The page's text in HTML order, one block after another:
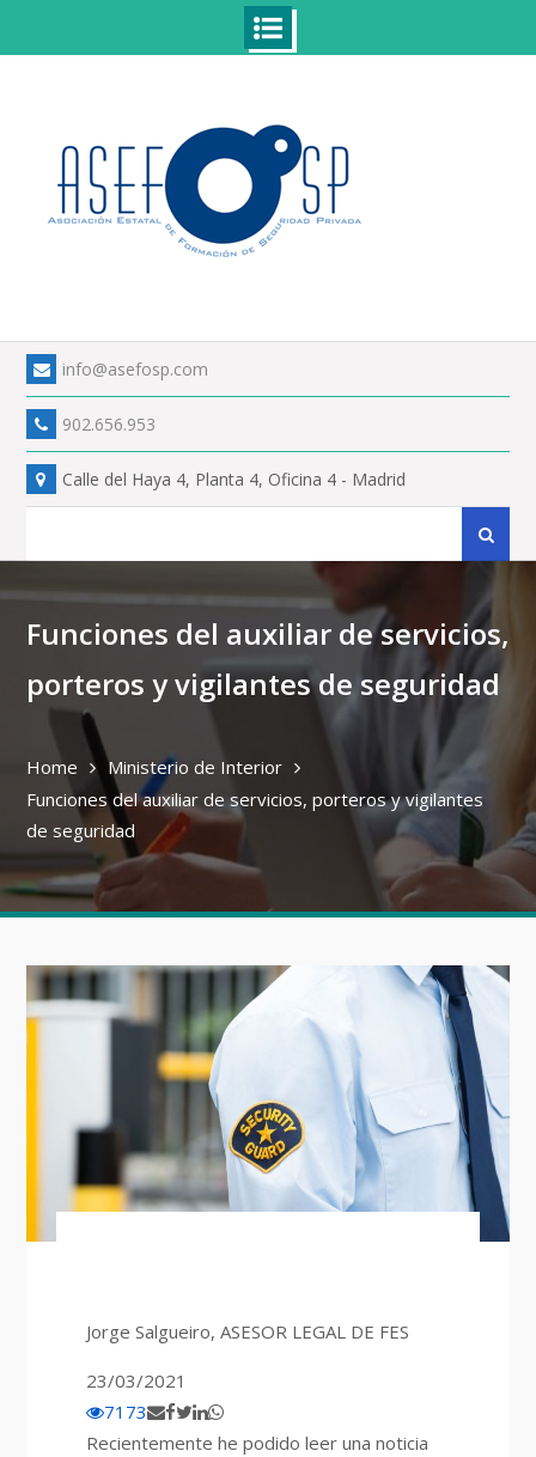
info@asefosp.com
902.656.953
Calle del Haya 4, Planta 4, Oficina 4 - Madrid
Search
Funciones del auxiliar de servicios,
porteros y vigilantes de seguridad
Home
Ministerio de Interior
Funciones del auxiliar de servicios, porteros y vigilantes
de seguridad
Jorge Salgueiro, ASESOR LEGAL DE FES
23/03/2021
7173
Recientemente he podido leer una noticia